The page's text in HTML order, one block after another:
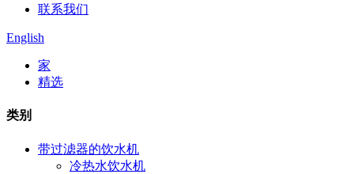
联系我们
English
家
精选
类别
带过滤器的饮水机
冷热水饮水机